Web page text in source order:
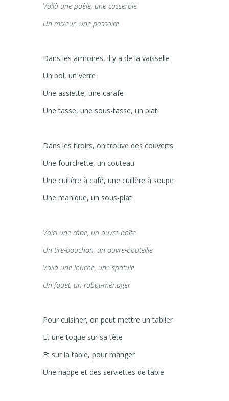
Voilà une poêle, une casserole
Un mixeur, une passoire
Dans les armoires, il y a de la vaisselle
Un bol, un verre
Une assiette, une carafe
Une tasse, une sous-tasse, un plat
Dans les tiroirs, on trouve des couverts
Une fourchette, un couteau
Une cuillère à café, une cuillère à soupe
Une manique, un sous-plat
Voici une râpe, un ouvre-boîte
Un tire-bouchon, un ouvre-bouteille
Voilà une louche, une spatule
Un fouet, un robot-ménager
Pour cuisiner, on peut mettre un tablier
Et une toque sur sa tête
Et sur la table, pour manger
Une nappe et des serviettes de table